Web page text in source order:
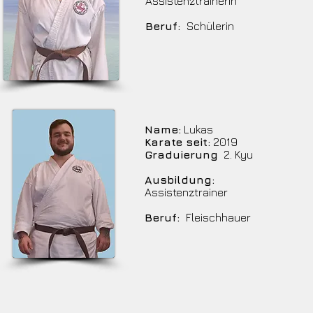
Beruf:
Schülerin
Name: Lukas
Karate seit: 2019
Graduierung 2. Kyu
Ausbildung:
Assistenztrainer
Beruf:
Fleischhauer